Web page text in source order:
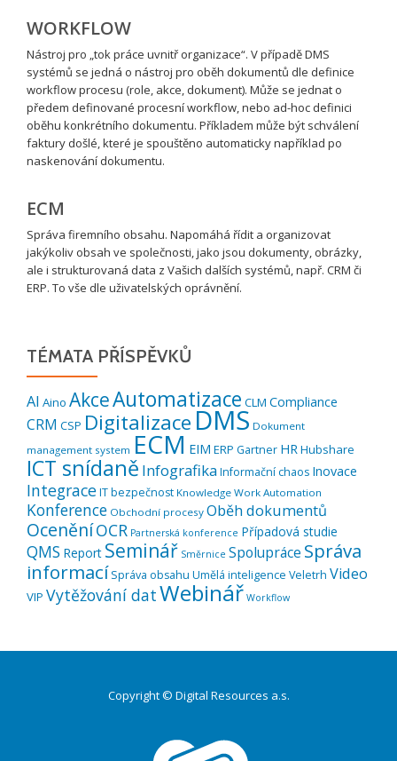
WORKFLOW
Nástroj pro „tok práce uvnitř organizace“. V případě DMS
systémů se jedná o nástroj pro oběh dokumentů dle definice
workflow procesu (role, akce, dokument). Může se jednat o
předem definované procesní workflow, nebo ad-hoc definici
oběhu konkrétního dokumentu. Příkladem může být schválení
faktury došlé, které je spouštěno automaticky například po
naskenování dokumentu.
ECM
Správa firemního obsahu. Napomáhá řídit a organizovat
jakýkoliv obsah ve společnosti, jako jsou dokumenty, obrázky,
ale i strukturovaná data z Vašich dalších systémů, např. CRM či
ERP. To vše dle uživatelských oprávnění.
TÉMATA PŘÍSPĚVKŮ
AI Aino AkceAutomatizace CLM Compliance
CRM CSP Digitalizace DMS Dokument
management system ECM EIM ERP Gartner HR Hubshare
ICT snídaně InfografikaInformační chaos Inovace
IntegraceIT bezpečnost Knowledge Work Automation
Konference Obchodní procesy Oběh dokumentů
OceněníOCR Partnerská konference Případová studie
QMS Report Seminář Směrnice Spolupráce Správa
informací Správa obsahu Umělá inteligence Veletrh Video
VIP Vytěžování datWebinář Workflow
Copyright © Digital Resources a.s.